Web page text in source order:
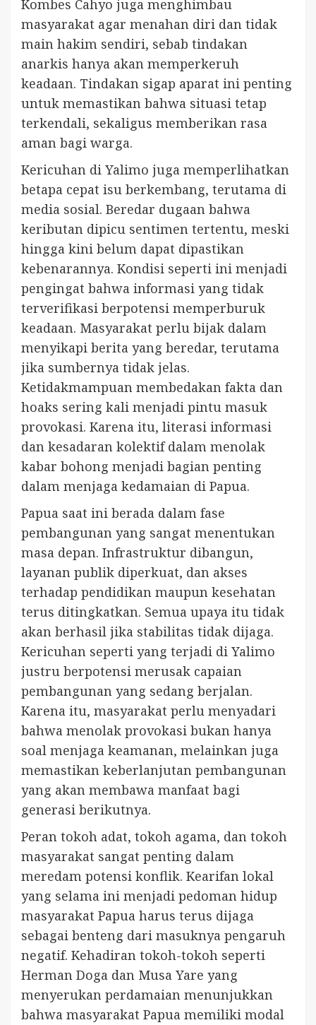
Kombes Cahyo juga menghimbau
masyarakat agar menahan diri dan tidak
main hakim sendiri, sebab tindakan
anarkis hanya akan memperkeruh
keadaan. Tindakan sigap aparat ini penting
untuk memastikan bahwa situasi tetap
terkendali, sekaligus memberikan rasa
aman bagi warga.
Kericuhan di Yalimo juga memperlihatkan
betapa cepat isu berkembang, terutama di
media sosial. Beredar dugaan bahwa
keributan dipicu sentimen tertentu, meski
hingga kini belum dapat dipastikan
kebenarannya. Kondisi seperti ini menjadi
pengingat bahwa informasi yang tidak
terverifikasi berpotensi memperburuk
keadaan. Masyarakat perlu bijak dalam
menyikapi berita yang beredar, terutama
jika sumbernya tidak jelas.
Ketidakmampuan membedakan fakta dan
hoaks sering kali menjadi pintu masuk
provokasi. Karena itu, literasi informasi
dan kesadaran kolektif dalam menolak
kabar bohong menjadi bagian penting
dalam menjaga kedamaian di Papua.
Papua saat ini berada dalam fase
pembangunan yang sangat menentukan
masa depan. Infrastruktur dibangun,
layanan publik diperkuat, dan akses
terhadap pendidikan maupun kesehatan
terus ditingkatkan. Semua upaya itu tidak
akan berhasil jika stabilitas tidak dijaga.
Kericuhan seperti yang terjadi di Yalimo
justru berpotensi merusak capaian
pembangunan yang sedang berjalan.
Karena itu, masyarakat perlu menyadari
bahwa menolak provokasi bukan hanya
soal menjaga keamanan, melainkan juga
memastikan keberlanjutan pembangunan
yang akan membawa manfaat bagi
generasi berikutnya.
Peran tokoh adat, tokoh agama, dan tokoh
masyarakat sangat penting dalam
meredam potensi konflik. Kearifan lokal
yang selama ini menjadi pedoman hidup
masyarakat Papua harus terus dijaga
sebagai benteng dari masuknya pengaruh
negatif. Kehadiran tokoh-tokoh seperti
Herman Doga dan Musa Yare yang
menyerukan perdamaian menunjukkan
bahwa masyarakat Papua memiliki modal